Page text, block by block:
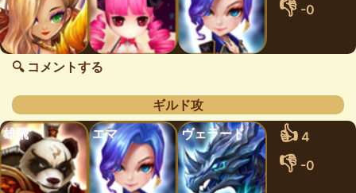
👎 -0
🔍 コメントする
ギルド攻
雄飛
エマ ヴェラード 👍 4
👎 -0